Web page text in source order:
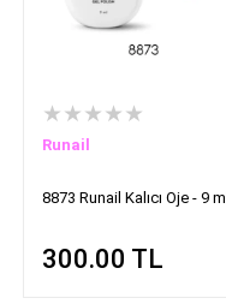
★★★★★
Runail
8873 Runail Kalıcı Oje - 9 ml
300.00 TL